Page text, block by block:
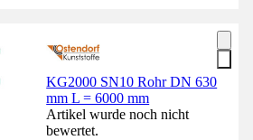
KG2000 SN10 Rohr DN 630
mm L = 6000 mm
Artikel wurde noch nicht
bewertet.